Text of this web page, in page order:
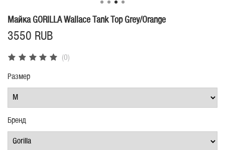
(0)
Майка GORILLA Wallace Tank Top Grey/Orange
3550 RUB
Размер
Бренд